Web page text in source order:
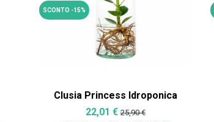
SCONTO -15%
Clusia Princess Idroponica
22,01 € 25,90 €